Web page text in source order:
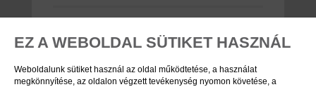
EZ A WEBOLDAL SÜTIKET HASZNÁL
Weboldalunk sütiket használ az oldal működtetése, a használat
megkönnyítése, az oldalon végzett tevékenység nyomon követése, a
FEHÉR/KÉK